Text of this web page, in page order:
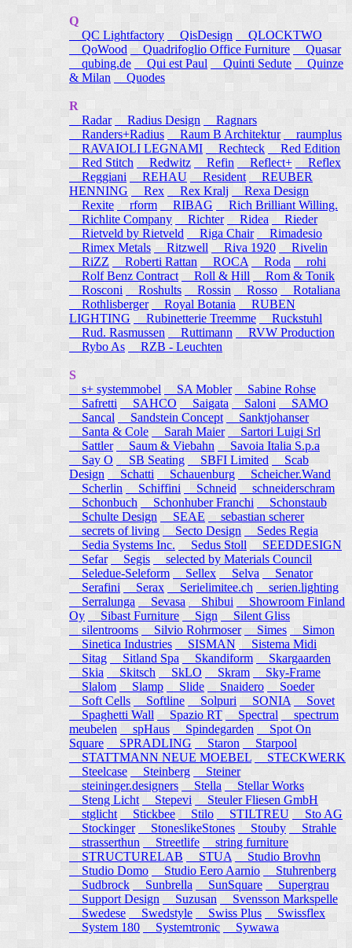
Q
QC Lightfactory
QisDesign
QLOCKTWO
QoWood Quadrifoglio Office Furniture
Quasar
qubing.de
Qui est Paul Quinti Sedute
Quinze
& Milan
Quodes
R
Radar
Radius Design
Ragnars
Randers+Radius
Raum B Architektur raumplus
RAVAIOLI LEGNAMI
Rechteck
Red Edition
Red Stitch
Redwitz Refin Reflect+
Reflex
Reggiani
REHAU Resident
REUBER
HENNING
Rex Rex Kralj
Rexa Design
Rexite
rform RIBAG
Rich Brilliant Willing.
Richlite Company
Richter Ridea
Rieder
Rietveld by Rietveld
Riga Chair
Rimadesio
Rimex Metals
Ritzwell Riva 1920
Rivelin
RiZZ
Roberti Rattan ROCA Roda
rohi
Rolf Benz Contract
Roll & Hill
Rom & Tonik
Rosconi Roshults Rossin Rosso
Rotaliana
Rothlisberger
Royal Botania
RUBEN
LIGHTING
Rubinetterie Treemme
Ruckstuhl
Rud. Rasmussen
Ruttimann
RVW Production
Rybo As
RZB - Leuchten
S
s+ systemmobel
SA Mobler
Sabine Rohse
Safretti
SAHCO Saigata Saloni
SAMO
Sancal
Sandstein Concept
Sanktjohanser
Santa & Cole
Sarah Maier
Sartori Luigi Srl
Sattler
Saum & Viebahn
Savoia Italia S.p.a
Say O
SB Seating SBFI Limited
Scab
Design
Schatti Schauenburg
Scheicher.Wand
Scherlin
Schiffini Schneid
schneiderschram
Schonbuch
Schonhuber Franchi
Schonstaub
Schulte Design
SEAE
sebastian scherer
secrets of living
Secto Design
Sedes Regia
Sedia Systems Inc.
Sedus Stoll
SEEDDESIGN
Sefar
Segis
selected by Materials Council
Seledue-Seleform
Sellex Selva
Senator
Serafini
Serax Serielimitee.ch
serien.lighting
Serralunga
Sevasa Shibui
Showroom Finland
Oy
Sibast Furniture Sign
Silent Gliss
silentrooms
Silvio Rohrmoser Simes Simon
Sinetica Industries
SISMAN
Sistema Midi
Sitag
Sitland Spa Skandiform
Skargaarden
Skia
Skitsch SkLO Skram
Sky-Frame
Slalom
Slamp Slide Snaidero
Soeder
Soft Cells
Softline Solpuri SONIA
Sovet
Spaghetti Wall
Spazio RT Spectral
spectrum
meubelen
spHaus Spindegarden
Spot On
Square
SPRADLING Staron
Starpool
STATTMANN NEUE MOEBEL
STECKWERK
Steelcase
Steinberg
Steiner
steininger.designers
Stella Stellar Works
Steng Licht
Stepevi
Steuler Fliesen GmbH
stglicht
Stickbee Stilo STILTREU
Sto AG
Stockinger
StoneslikeStones Stouby
Strahle
strasserthun
Streetlife
string furniture
STRUCTURELAB
STUA
Studio Brovhn
Studio Domo
Studio Eero Aarnio
Stuhrenberg
Sudbrock
Sunbrella SunSquare
Supergrau
Support Design
Suzusan
Svensson Markspelle
Swedese
Swedstyle Swiss Plus
Swissflex
System 180
Systemtronic Sywawa